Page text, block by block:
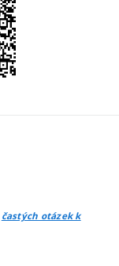
častých otázek k